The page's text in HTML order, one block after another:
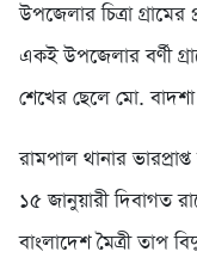
উপজেলার চিত্রা
একই উপজেলার বর্ণী
শেখের ছেলে মো.
রামপাল থানার
১৫ জানুয়ারী দিবাগত
বাংলাদেশ মৈত্রী তাপ